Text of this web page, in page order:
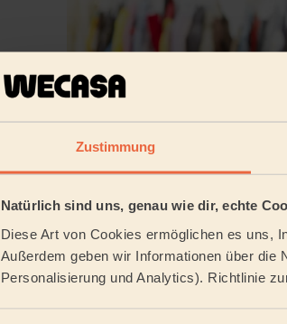
Zustimmung
Natürlich sind uns, genau wie dir, echte
Diese Art von Cookies ermöglichen es uns,
Außerdem geben wir Informationen über die
Personalisierung und Analytics). Richtlinie